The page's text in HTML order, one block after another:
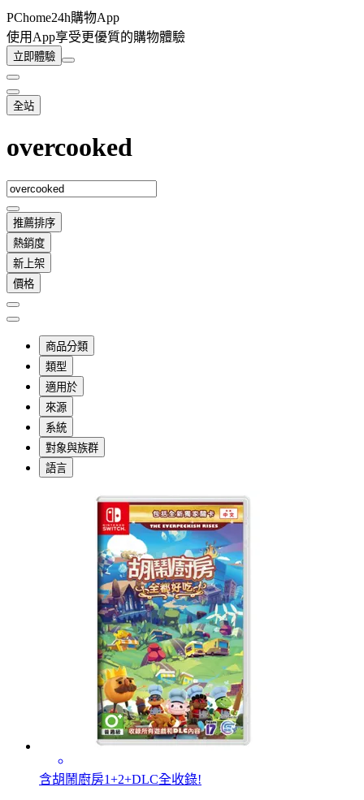
PChome24h購物App
使用App享受更優質的購物體驗
立即體驗
全站
overcooked
推薦排序
熱銷度
新上架
價格
商品分類
類型
適用於
來源
系統
對象與族群
語言
含胡鬧廚房1+2+DLC全收錄!